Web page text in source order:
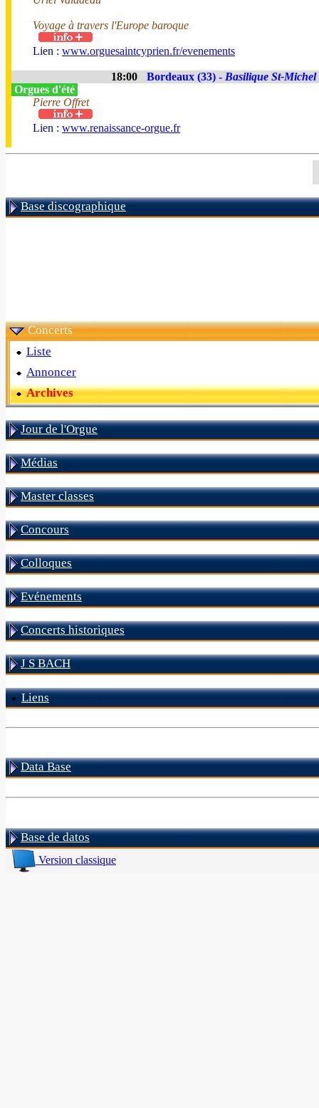
Voyage à travers l'Europe baroque
Lien : www.orguesaintcyprien.fr/evenements
18:00 Bordeaux (33) - Basilique St-Michel
Orgues d'été
Pierre Offret
Lien : www.renaissance-orgue.fr
Base discographique
Concerts
Liste
Annoncer
Archives
Jour de l'Orgue
Médias
Master classes
Concours
Colloques
Evénements
Concerts historiques
J S BACH
Liens
Data Base
Base de datos
Version classique